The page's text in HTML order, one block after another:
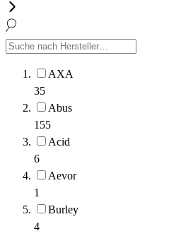
AXA
35
Abus
155
Acid
6
Aevor
1
Burley
4